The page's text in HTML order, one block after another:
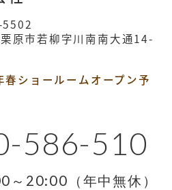
原市若柳字川南南大通14-
ショールームオープン予
586-510
～20:00（年中無休）